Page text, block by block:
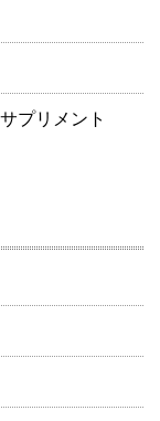
プリメント